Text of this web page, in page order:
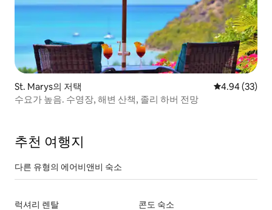
St. Marys의 저택 평점 4.94점(5
4.94 (33)
수요가 높음. 수영장, 해변 산책, 졸리 하버 전망
추천 여행지
다른 유형의 에어비앤비 숙소
럭셔리 렌탈
콘도 숙소